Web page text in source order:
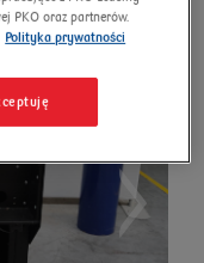
PKO oraz partnerów.
Polityka prywatności